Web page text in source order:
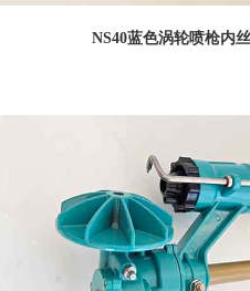
NS40蓝色涡轮喷枪内